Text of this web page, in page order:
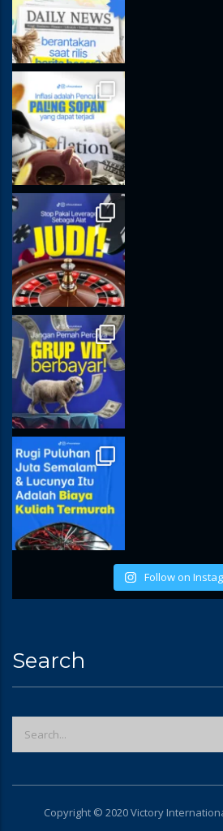
Follow on
Search
Copyright © 2020 Victory